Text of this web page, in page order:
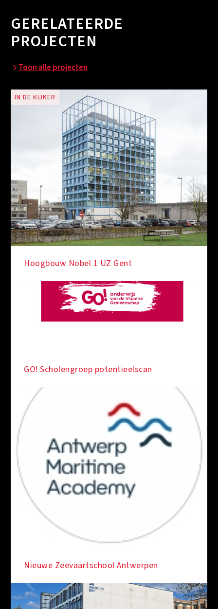
GERELATEERDE
PROJECTEN
Toon alle projecten
IN DE KIJKER
Hoogbouw Nobel 1 UZ Gent
GO! Scholengroep potentieelscan
Nieuwe Zeevaartschool Antwerpen